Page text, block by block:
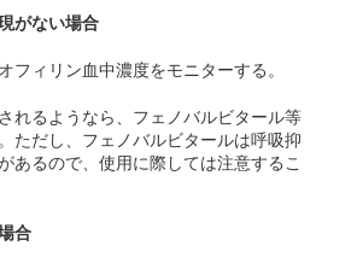
がない場合
フィリン血中濃度をモニターする。
れるようなら、フェノバルビタール等
ただし、フェノバルビタールは呼吸抑
あるので、使用に際しては注意するこ
合